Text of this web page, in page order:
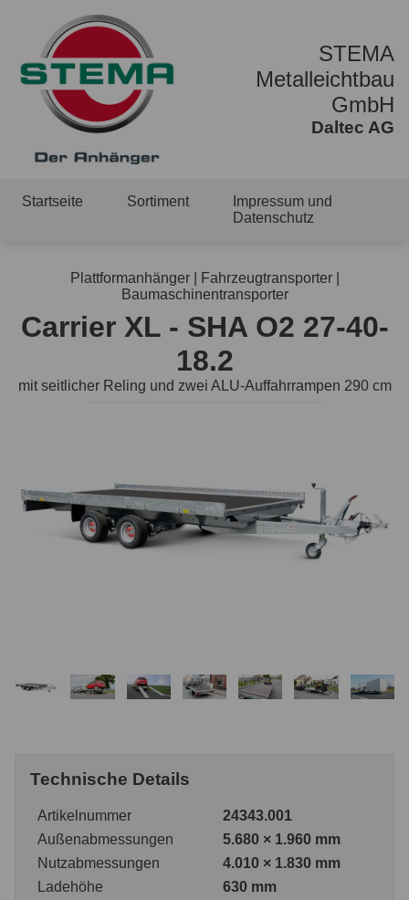
STEMA
Metalleichtbau
GmbH
Daltec AG
Startseite Sortiment
Impressum und
Datenschutz
Plattformanhänger | Fahrzeugtransporter |
Baumaschinentransporter
Carrier XL - SHA O2 27-40-
18.2
mit seitlicher Reling und zwei ALU-Auffahrrampen 290 cm
Technische Details
Artikelnummer
24343.001
Außenabmessungen
5.680 × 1.960 mm
Nutzabmessungen
4.010 × 1.830 mm
Ladehöhe
630 mm